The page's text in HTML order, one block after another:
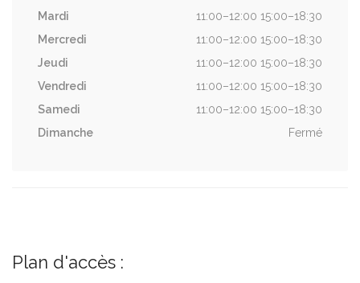
Mardi
11:00–12:00 15:00–18:30
Mercredi
11:00–12:00 15:00–18:30
Jeudi
11:00–12:00 15:00–18:30
Vendredi
11:00–12:00 15:00–18:30
Samedi
11:00–12:00 15:00–18:30
Dimanche
Fermé
Plan d'accès :